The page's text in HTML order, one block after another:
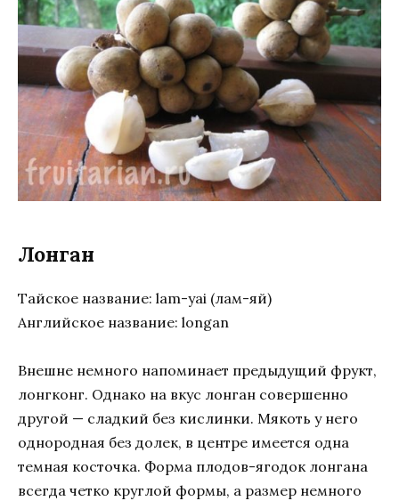
Лонган
Тайское название: lam-yai (лам-яй)
Английское название: longan
Внешне немного напоминает предыдущий фрукт,
лонгконг. Однако на вкус лонган совершенно
другой — сладкий без кислинки. Мякоть у него
однородная без долек, в центре имеется одна
темная косточка. Форма плодов-ягодок лонгана
всегда четко круглой формы, а размер немного